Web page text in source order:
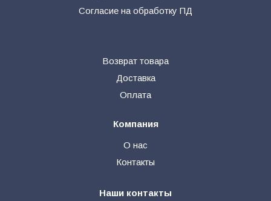
Согласие на обработку ПД
Возврат товара
Доставка
Оплата
Компания
О нас
Контакты
Наши контакты